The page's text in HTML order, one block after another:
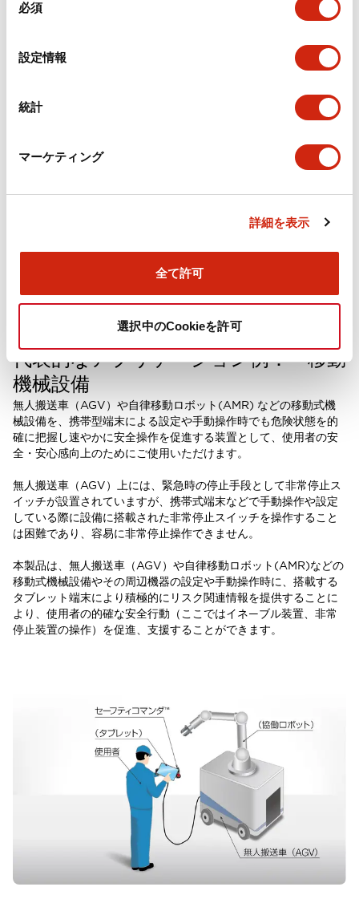
必須
設定情報
統計
マーケティング
詳細を表示
全て許可
選択中のCookieを許可
タブレット端末でフレキシブルに上述のリスク関連情報（画像、
動（特に本製品ではイネーブル操作と非常停止操作）を行いやす
代表的なアプリケーション例： 移動
機械設備
無人搬送車（AGV）や自律移動ロボット(AMR) などの移動式機
械設備を、携帯型端末による設定や手動操作時でも危険状態を的
確に把握し速やかに安全操作を促進する装置として、使用者の安
全・安心感向上のためにご使用いただけます。
無人搬送車（AGV）上には、緊急時の停止手段として非常停止ス
イッチが設置されていますが、携帯式端末などで手動操作や設定
している際に設備に搭載された非常停止スイッチを操作すること
は困難であり、容易に非常停止操作できません。
本製品は、無人搬送車（AGV）や自律移動ロボット(AMR)などの
移動式機械設備やその周辺機器の設定や手動操作時に、搭載する
タブレット端末により積極的にリスク関連情報を提供することに
より、使用者の的確な安全行動（ここではイネ—ブル装置、非常
停止装置の操作）を促進、支援することができます。